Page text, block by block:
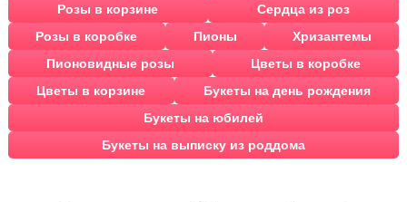
Розы в корзине
Сердца из роз
Розы в коробке
Пионы
Хризантемы
Пионовидные розы
Цветы в коробке
Цветы в корзине
Букеты на день рождения
Букеты на юбилей
Букеты на выписку из роддома